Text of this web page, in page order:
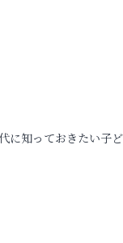
に知っておきたい子